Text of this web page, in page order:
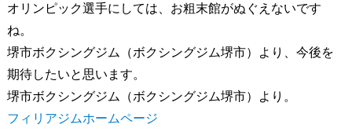
オリンピック選手にしては、お粗末館がぬぐえないです
ね。
堺市ボクシングジム（ボクシングジム堺市）より、今後を
期待したいと思います。
堺市ボクシングジム（ボクシングジム堺市）より。
フィリアジムホームページ